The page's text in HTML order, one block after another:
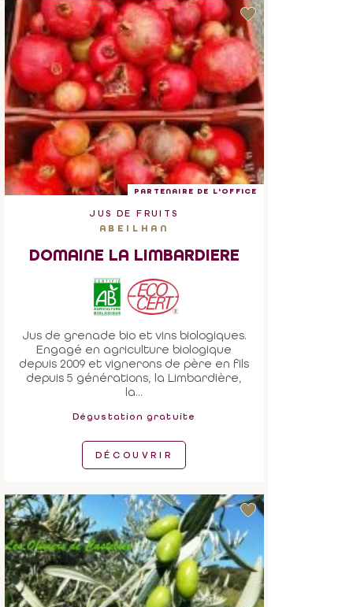
PARTENAIRE DE L'OFFICE
JUS DE FRUITS
ABEILHAN
DOMAINE LA LIMBARDIERE
Jus de grenade bio et vins biologiques.
Engagé en agriculture biologique
depuis 2009 et vignerons de père en fils
depuis 5 générations, la Limbardière,
la...
Dégustation gratuite
DÉCOUVRIR